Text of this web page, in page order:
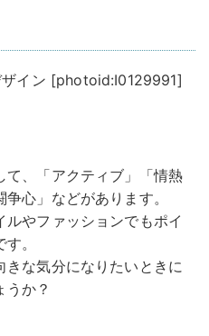
て、「アクティブ」「情熱
心」などがあります。
やファッションでもポイ
。
な気分になりたいときに
うか？